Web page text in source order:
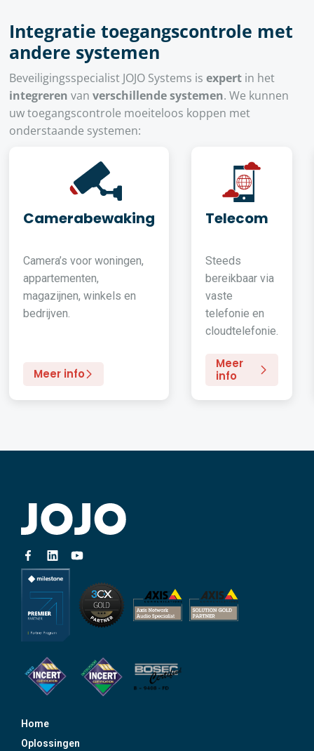
Integratie toegangscontrole met
andere systemen
Beveiligingsspecialist JOJO Systems isexpert in het
integreren vanverschillende systemen. We kunnen
uw toegangscontrole moeiteloos koppen met
onderstaande systemen:
Camerabewaking
Camera’s voor woningen,
appartementen,
magazijnen, winkels en
bedrijven.
Meer info
Telecom
Steeds
bereikbaar via
vaste
telefonie en
cloudtelefonie.
Meer
info
Home
Oplossingen